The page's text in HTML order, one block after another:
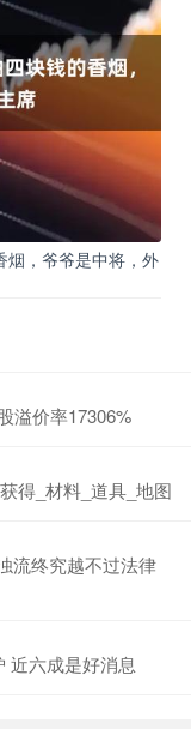
烟，爷爷是中将，外
溢价率17306%
得_材料_道具_地图
流终究越不过法律
近六成是好消息